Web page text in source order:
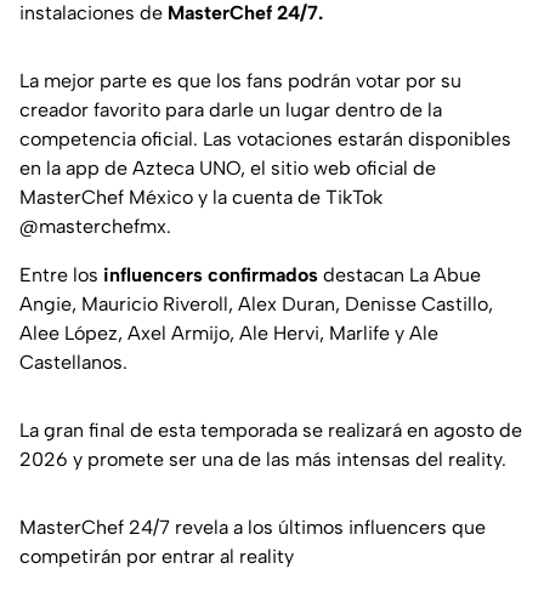
instalaciones de MasterChef 24/7.
La mejor parte es que los fans podrán votar por su
creador favorito para darle un lugar dentro de la
competencia oficial. Las votaciones estarán disponibles
en la app de Azteca UNO, el sitio web oficial de
MasterChef México y la cuenta de TikTok
@masterchefmx.
Entre los influencers confirmados destacan La Abue
Angie, Mauricio Riveroll, Alex Duran, Denisse Castillo,
Alee López, Axel Armijo, Ale Hervi, Marlife y Ale
Castellanos.
La gran final de esta temporada se realizará en agosto de
2026 y promete ser una de las más intensas del reality.
MasterChef 24/7 revela a los últimos influencers que
competirán por entrar al reality